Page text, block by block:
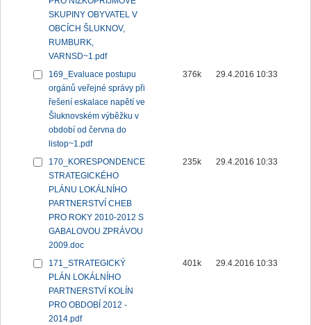
SKUPINY OBYVATEL V
OBCÍCH ŠLUKNOV,
RUMBURK,
VARNSD~1.pdf
169_Evaluace postupu
orgánů veřejné správy při
řešení eskalace napětí ve
Šluknovském výběžku v
období od června do
listop~1.pdf
376k 29.4.2016 10:33
170_KORESPONDENCE
STRATEGICKÉHO
PLÁNU LOKÁLNÍHO
PARTNERSTVÍ CHEB
PRO ROKY 2010-2012 S
GABALOVOU ZPRÁVOU
2009.doc
235k 29.4.2016 10:33
171_STRATEGICKÝ
PLÁN LOKÁLNÍHO
PARTNERSTVÍ KOLÍN
PRO OBDOBÍ 2012 -
2014.pdf
401k 29.4.2016 10:33